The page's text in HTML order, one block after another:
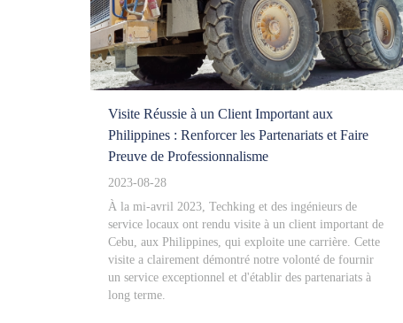
Visite Réussie à un Client Important aux
Philippines : Renforcer les Partenariats et Faire
Preuve de Professionnalisme
2023-08-28
À la mi-avril 2023, Techking et des ingénieurs de
service locaux ont rendu visite à un client important de
Cebu, aux Philippines, qui exploite une carrière. Cette
visite a clairement démontré notre volonté de fournir
un service exceptionnel et d'établir des partenariats à
long terme.